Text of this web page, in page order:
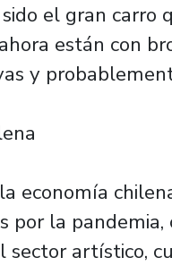
el gran
están con
y
economía
por la
sector artístico,